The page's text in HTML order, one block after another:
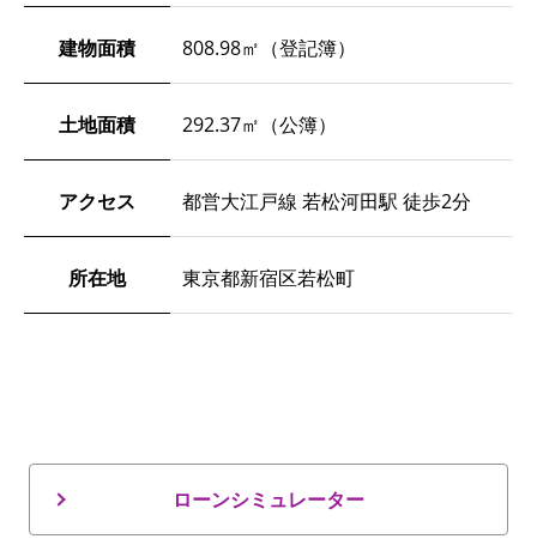
建物面積 808.98㎡（登記簿）
土地面積 292.37㎡（公簿）
アクセス 都営大江戸線 若松河田駅 徒歩2分
所在地 東京都新宿区若松町
ローンシミュレーター